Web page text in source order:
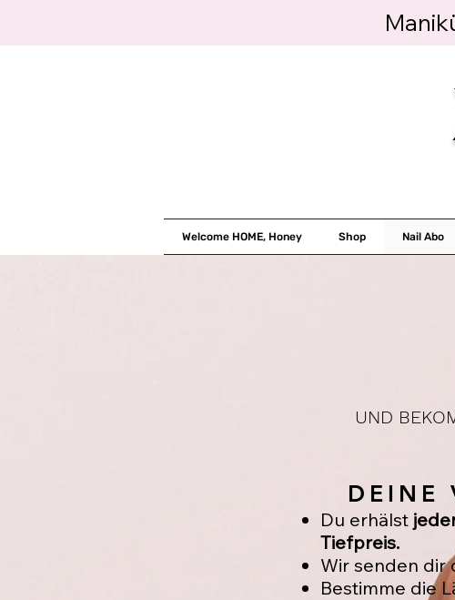
Welcome HOME, Honey Shop Nail Abo
UND
Du erhälst
Tiefpreis.
Wir senden dir
Bestimme die
DEINE